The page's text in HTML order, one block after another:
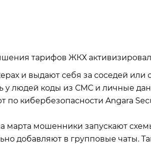
тарифов ЖКХ
и выдают себя за соседей или
людей коды из СМС и личные
по кибербезопасности Angara
марта мошенники запускают
добавляют в групповые чаты.